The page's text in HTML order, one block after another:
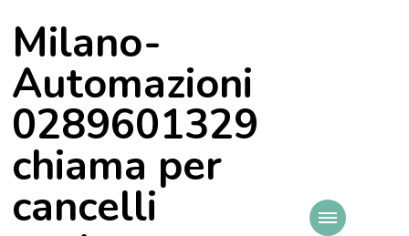
Milano-
Automazioni
0289601329
chiama per
cancelli